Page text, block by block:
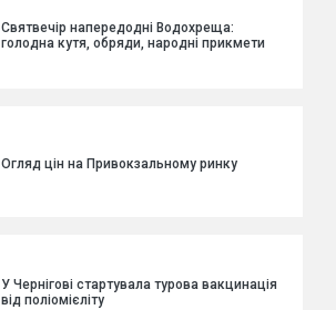
Святвечір напередодні Водохреща:
голодна кутя, обряди, народні прикмети
Огляд цін на Привокзальному ринку
У Чернігові стартувала турова вакцинація
від поліомієліту